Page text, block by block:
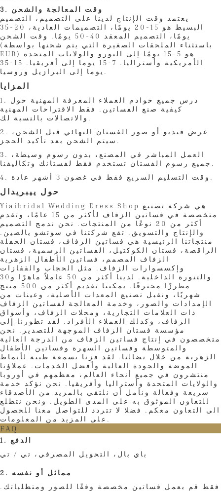
3. وقت المعالجة والشحن
يعتمد وقت الإنتاج لدينا على التصميم، التصميم
البسيط هو 15-20 يومًا، التصميمات العادية، 20-35
يومًا، التصميم المعقد 40-50 يومًا. وقت الشحن
(باستثناء الملحقات الصغيرة التي يتم شحنها بواسطة
EUB) هو 5-15 يومًا إلى اليورو والولايات المتحدة
الأمريكية وأستراليا. 7-15 يوما إلى أفريقيا. 15-35
يوما إلى البرازيل وروسيا.
المزايا
1. درس جميع خوادم العملاء المعرفة المهنية حول
كيفية صنع الفساتين. فقط الاقتراحات المهنية
والاتصالات بالنسبة لك.
2. عرض فيديو أو صور الفستان النهائي قبل الشحن،
سيتم الشحن بعد تأكيد الحجز.
3. العمل المباشر في المصنع، بدون رسوم وسيطة،
جميع رسوم الفستان تستخدم فقط لفستانك وتكاليفنا.
4. وقت التسليم السريع فقط في غضون 3 أشهر عادة.
حول ييبريدال
Yiaibridal Wedding Dress Shop هي شركة تصنيع
متخصصة في فساتين الزفاف لأكثر من 15 عامًا، وتقدم
أكثر من 20 نوعًا من المنتجات. نحن ندمج التصميم
والإنتاج والتسويق. تقع شركتنا في سوتشو بالصين.
منتجاتنا الرئيسية هي فساتين الزفاف، فستان الحفلة
الراقصة، فستان الكوكتيل، الفساتين الرسمية، فستان
الزفاف المصمم، فساتين الأطفال الزهرية
وإكسسوارات الزفاف. مثل الحجاب والقفازات
والتنورة الداخلية. لدينا أكثر من 50 عاملاً ماهرًا و30
مطرزًا محترفًا. يمكننا تقديم أكثر من 500 منتج
شهريًا، ونقبل تصنيع المعدات الأصلية، وعينات من
الإمدادات والصور، وخدمة المعالجة لفساتين الزفاف
ذات العلامات التجارية، ومحلات الزفاف، وأسواق
الزفاف، وكذلك العملاء الأفراد. لقد تطورنا إلى
مؤسسة فستان الزفاف الموجهة للتصدير. نحن
متخصصون في إنتاج فساتين الزفاف من الدرجة العالية
والمتوسطة وفساتين السهرة وفساتين الأطفال
الزهرية من خلال نضالنا. لقد فزنا بسمعة طيبة لأنماط
الموضة والجودة العالية وأفضل الخدمات. عملاؤنا
منتشرون في جميع أنحاء العالم، معظمهم في أوروبا
والولايات المتحدة وأستراليا وأفريقيا. نحن نؤكد خدمة
سريعة وفعالة ونأمل أن نلتقي بالمزيد من الأصدقاء
للتعاون الموثوق به على المدى الطويل. ونحن نتطلع
الى التعاون معكم. فضلا لا تتردد للتواصل معنا للحصول
على المزيد من المعلومات.
FAQ
1. الدفع
باي بال، التحويل المصرفي، تي / تي
2. مماثل أو نفسه
فقط قم بعمل فساتين مخصصة وفقًا للصور ومتطلباتك.